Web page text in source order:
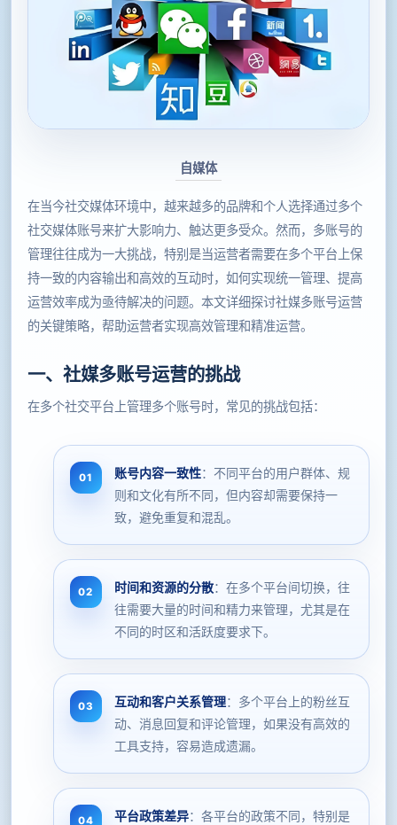
自媒体
在当今社交媒体环境中，越来越多的品牌和个人选择通过多个
社交媒体账号来扩大影响力、触达更多受众。然而，多账号的
管理往往成为一大挑战，特别是当运营者需要在多个平台上保
持一致的内容输出和高效的互动时，如何实现统一管理、提高
运营效率成为亟待解决的问题。本文详细探讨社媒多账号运营
的关键策略，帮助运营者实现高效管理和精准运营。
一、社媒多账号运营的挑战
在多个社交平台上管理多个账号时，常见的挑战包括：
账号内容一致性：不同平台的用户群体、规
则和文化有所不同，但内容却需要保持一
致，避免重复和混乱。
时间和资源的分散：在多个平台间切换，往
往需要大量的时间和精力来管理，尤其是在
不同的时区和活跃度要求下。
互动和客户关系管理：多个平台上的粉丝互
动、消息回复和评论管理，如果没有高效的
工具支持，容易造成遗漏。
平台政策差异：各平台的政策不同，特别是